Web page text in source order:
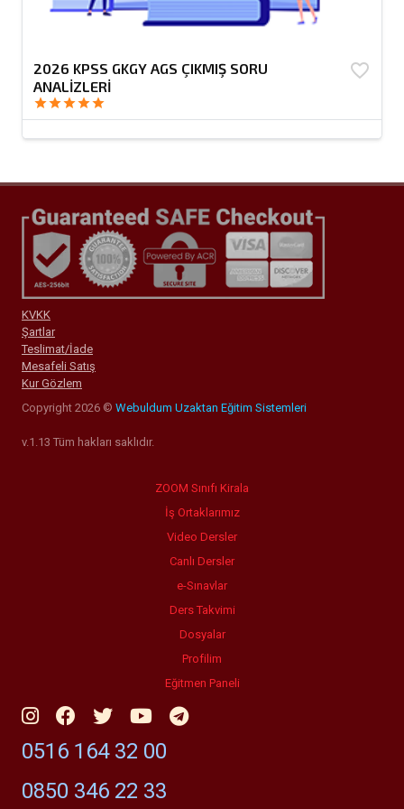
2026 KPSS GKGY AGS ÇIKMIŞ SORU
ANALİZLERİ
favorite_border
starstarstarstarstar
KVKK
Şartlar
Teslimat/İade
Mesafeli Satış
Kur Gözlem
Copyright 2026 © Webuldum Uzaktan Eğitim Sistemleri
v.1.13 Tüm hakları saklıdır.
ZOOM Sınıfı Kirala
İş Ortaklarımız
Video Dersler
Canlı Dersler
e-Sınavlar
Ders Takvimi
Dosyalar
Profilim
Eğitmen Paneli
0516 164 32 00
0850 346 22 33